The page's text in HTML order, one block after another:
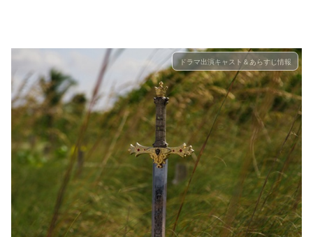
ドラマ出演キャスト＆あらすじ情報